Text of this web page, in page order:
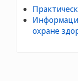
охране